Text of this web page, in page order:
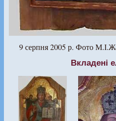
9 серпня 2005 р. Фото
Вкладені